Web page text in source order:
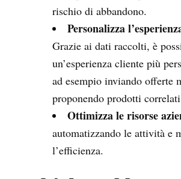
rischio di abbandono.
Personalizza
Grazie ai dati raccolti, è
un’esperienza cliente più
ad esempio inviando offerte
proponendo prodotti
Ottimizza le risorse
automatizzando le attività e
l’efficienza.